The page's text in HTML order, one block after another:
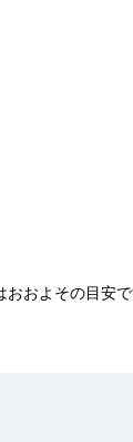
およその目安